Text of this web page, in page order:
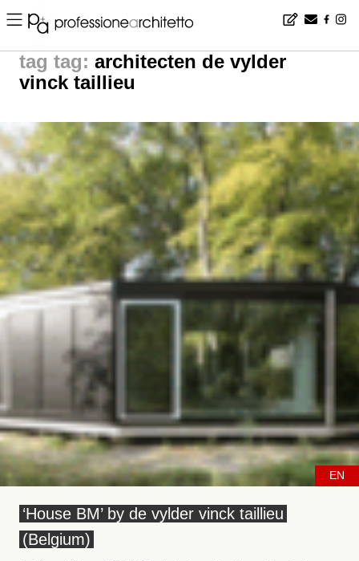
Home ▪ news ▪ tag: architecten de vylder vinck taillieu | noticias arquitectura
tag: architecten de vylder
vinck taillieu
EN
‘House BM’ by de vylder vinck taillieu
(Belgium)